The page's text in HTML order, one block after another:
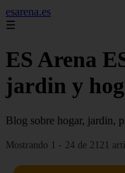
esarena.es
☰
ES Arena
jardin y
Blog sobre hogar, jardin,
Mostrando 1 - 24 de 2121